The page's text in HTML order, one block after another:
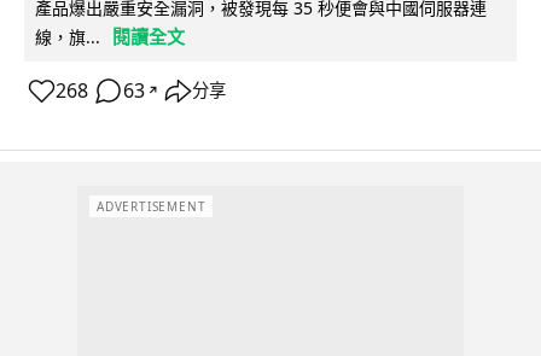
產品爆出嚴重安全漏洞，被發現每 35 秒便會與中國伺服器連
線，旗...
閱讀全文
268 63 ↗ 分享
ADVERTISEMENT